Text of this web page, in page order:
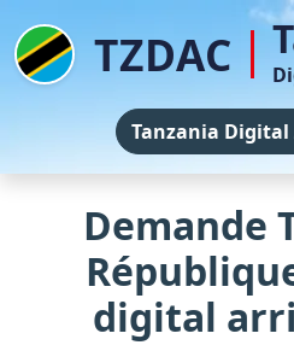
TZDAC
Tanzania Digital
Demande
digital